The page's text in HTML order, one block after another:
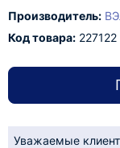
Производитель:
Код товара: 227122
Уважаемые